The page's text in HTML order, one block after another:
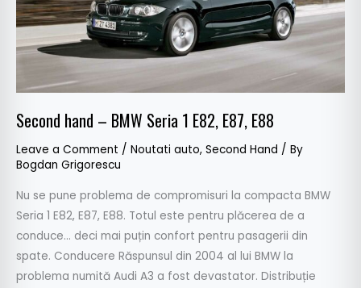
Second hand – BMW Seria 1 E82, E87, E88
Leave a Comment / Noutati auto, Second Hand / By
Bogdan Grigorescu
Nu se pune problema de compromisuri la compacta BMW
Seria 1 E82, E87, E88. Totul este pentru plăcerea de a
conduce… deci mai puțin confort pentru pasagerii din
spate. Conducere Răspunsul din 2004 al lui BMW la
problema numită Audi A3 a fost devastator. Distribuție
E87,
E88